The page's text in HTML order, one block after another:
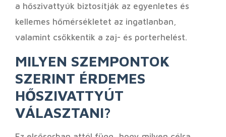
a hőszivattyúk biztosítják az egyenletes és
kellemes hőmérsékletet az ingatlanban,
valamint csökkentik a zaj- és porterhelést.
MILYEN SZEMPONTOK
SZERINT ÉRDEMES
HŐSZIVATTYÚT
VÁLASZTANI?